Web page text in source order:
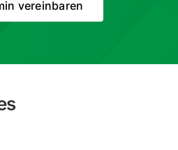
verein­baren